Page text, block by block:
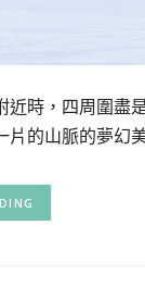
近時，四周圍盡
片的山脈的夢幻